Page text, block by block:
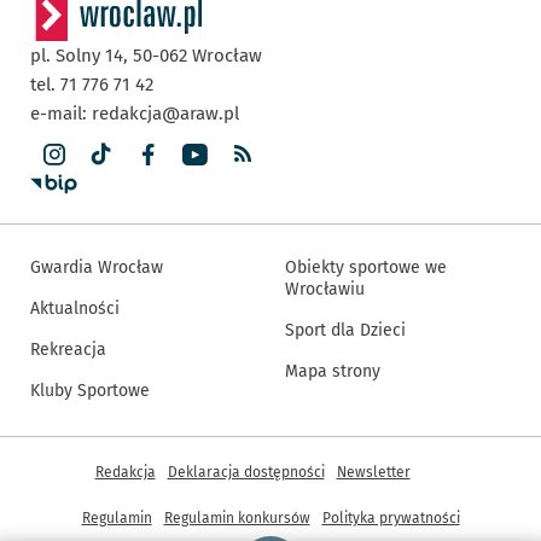
pl. Solny 14, 50-062 Wrocław
tel. 71 776 71 42
e-mail: redakcja@araw.pl
Gwardia Wrocław
Aktualności
Rekreacja
Kluby Sportowe
Obiekty sportowe we
Wrocławiu
Sport dla Dzieci
Mapa strony
Inne informacje
Redakcja Deklaracja dostępności Newsletter
Regulamin Regulamin konkursów Polityka prywatności